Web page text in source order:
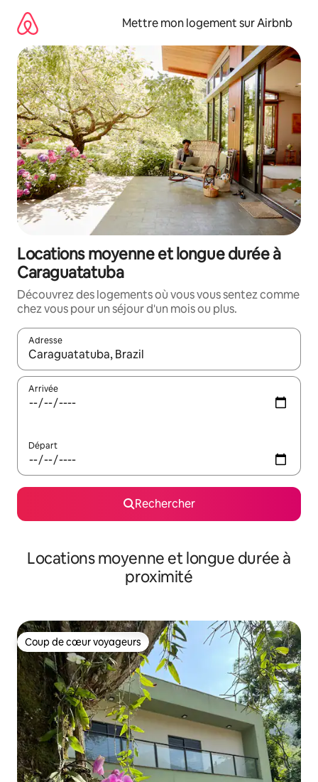
directement
contenu
Mettre mon logement sur Airbnb
Locations moyenne et longue durée à
Caraguatatuba
Découvrez des logements où vous vous sentez comme
chez vous pour un séjour d'un mois ou plus.
Adresse
Lorsque les résultats s'affichent, utilisez les flèches vers le
Arrivée
Départ
Rechercher
Locations moyenne et longue durée à
proximité
Coup de cœur voyageurs
Coup de cœur voyageurs